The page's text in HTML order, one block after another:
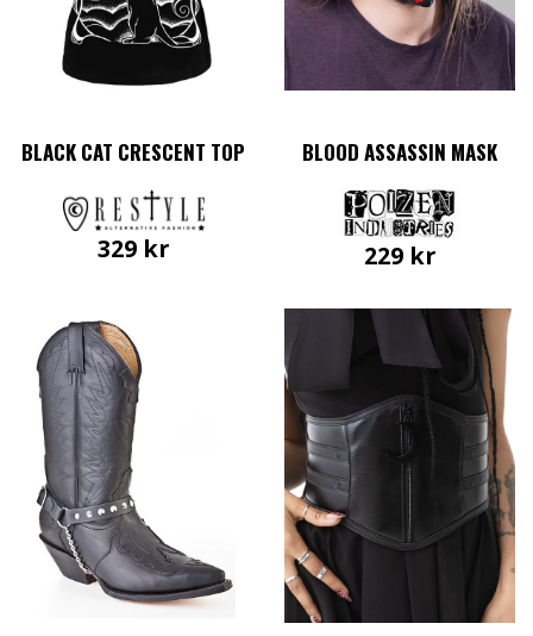
BLACK CAT CRESCENT TOP
329 kr
har
flera
varianter.
De
alternativen
kan
väljas
på
produktsidan
BLOOD ASSASSIN MASK
229 kr